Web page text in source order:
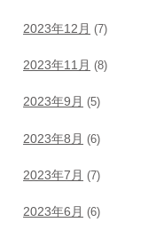
2023年12月 (7)
2023年11月 (8)
2023年9月 (5)
2023年8月 (6)
2023年7月 (7)
2023年6月 (6)